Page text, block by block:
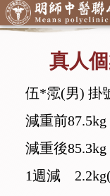
真人
伍*霐(男) 掛
減重前87.5kg
減重後85.3kg
1週減